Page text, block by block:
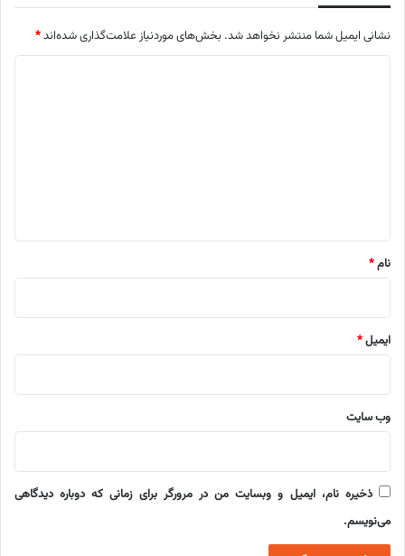
نشانی ایمیل شما منتشر نخواهد شد. بخش‌های موردنیاز علامت‌گذاری شده‌اند*
نام*
ایمیل*
وب‌ سایت
ذخیره نام، ایمیل و وبسایت من در مرورگر برای زمانی که دوباره دیدگاهی
می‌نویسم.